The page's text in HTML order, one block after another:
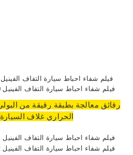
الحراري غلاف السيارة